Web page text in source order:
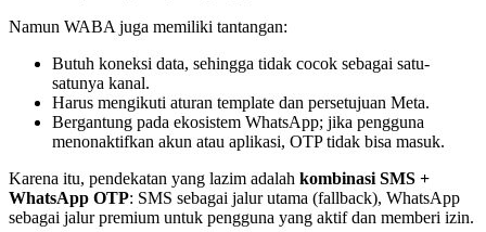
Namun WABA juga memiliki tantangan:
Butuh koneksi data, sehingga tidak cocok sebagai satu-
satunya kanal.
Harus mengikuti aturan template dan persetujuan Meta.
Bergantung pada ekosistem WhatsApp; jika pengguna
menonaktifkan akun atau aplikasi, OTP tidak bisa masuk.
Karena itu, pendekatan yang lazim adalah kombinasi SMS +
WhatsApp OTP: SMS sebagai jalur utama (fallback), WhatsApp
sebagai jalur premium untuk pengguna yang aktif dan memberi izin.